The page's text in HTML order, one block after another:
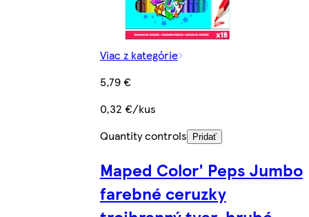
Viac z kategórie
5,79 €
0,32 €/kus
Quantity controls
Pridať
Maped Color' Peps Jumbo
farebné ceruzky